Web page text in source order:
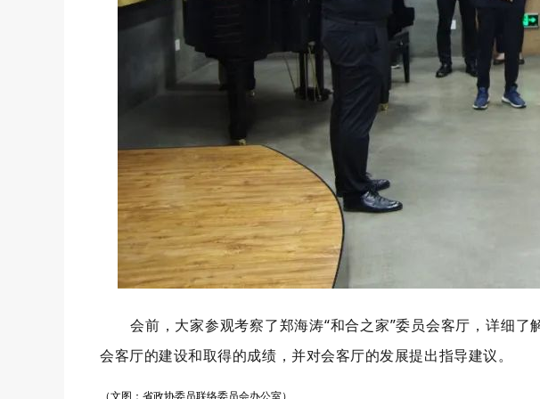
会前，大家参观考察了郑海涛“和合之家”委员会客厅，详细
会客厅的建设和取得的成绩，并对会客厅的发展提出指导建议。
（文图 ：省政协委员联络委员会办公室）